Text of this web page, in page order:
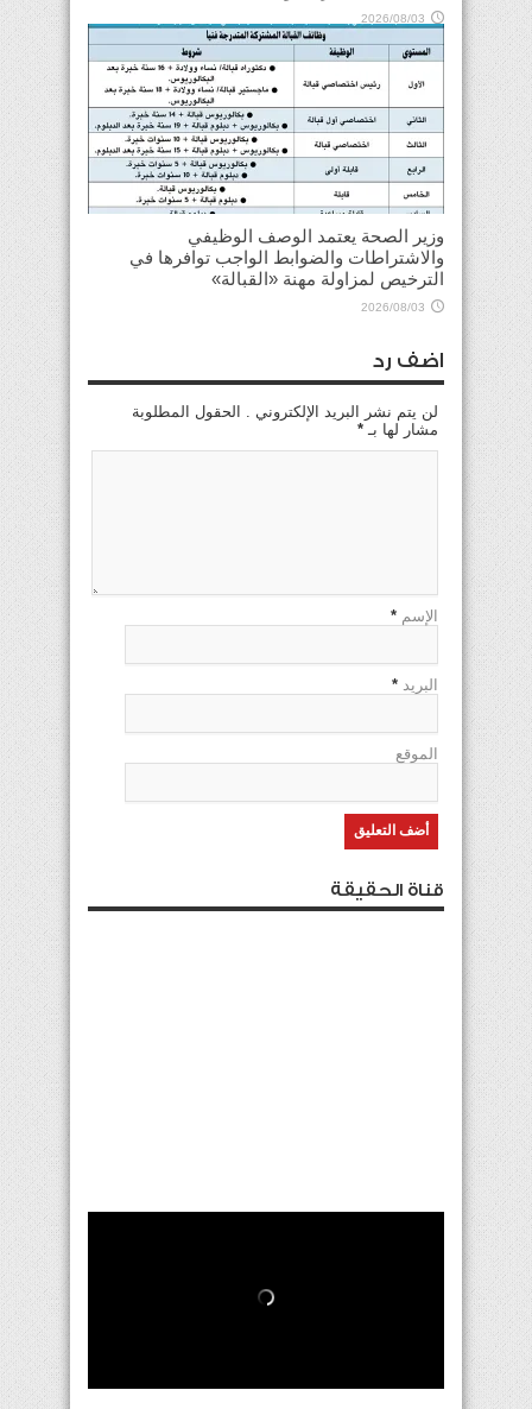
2026/08/03
وزير الصحة يعتمد الوصف الوظيفي
والاشتراطات والضوابط الواجب توافرها في
الترخيص لمزاولة مهنة «القبالة»
2026/08/03
اضف رد
لن يتم نشر البريد الإلكتروني . الحقول المطلوبة
مشار لها بـ *
الإسم *
البريد *
الموقع
قناة الحقيقة